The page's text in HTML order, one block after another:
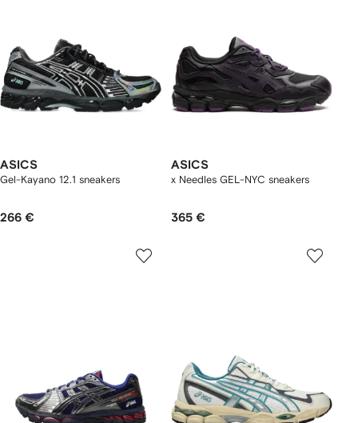
ASICS
Gel-Kayano 12.1 sneakers
266 €
ASICS
x Needles GEL-NYC sneakers
365 €